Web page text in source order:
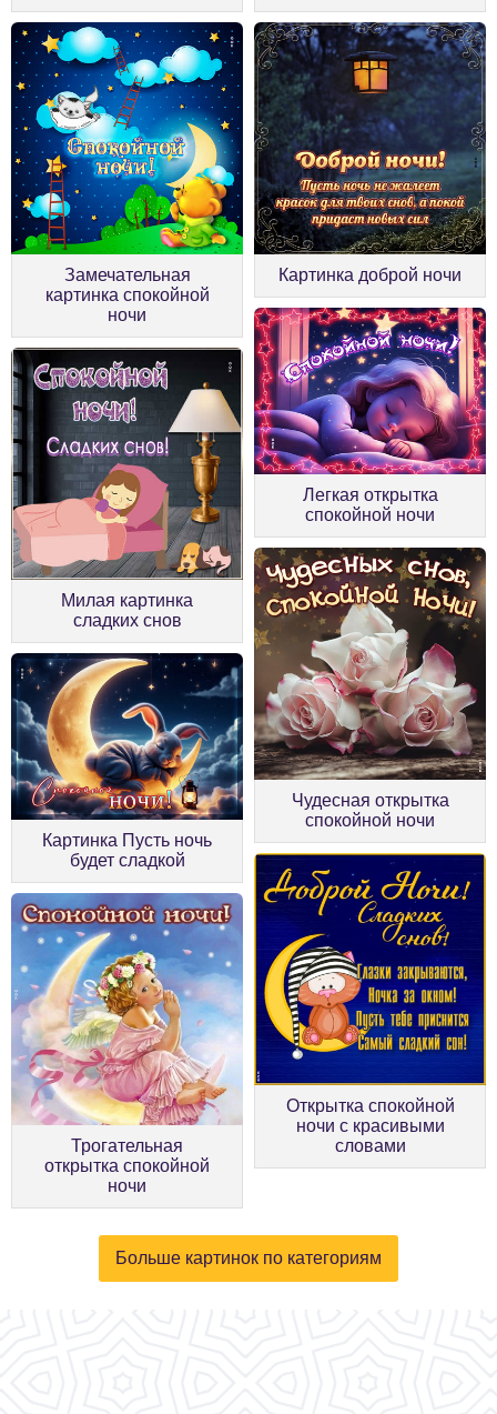
Замечательная
картинка спокойной
ночи
Картинка доброй ночи
Милая картинка
сладких снов
Легкая открытка
спокойной ночи
Картинка Пусть ночь
будет сладкой
Чудесная открытка
спокойной ночи
Трогательная
открытка спокойной
ночи
Открытка спокойной
ночи с красивыми
словами
Больше картинок по категориям